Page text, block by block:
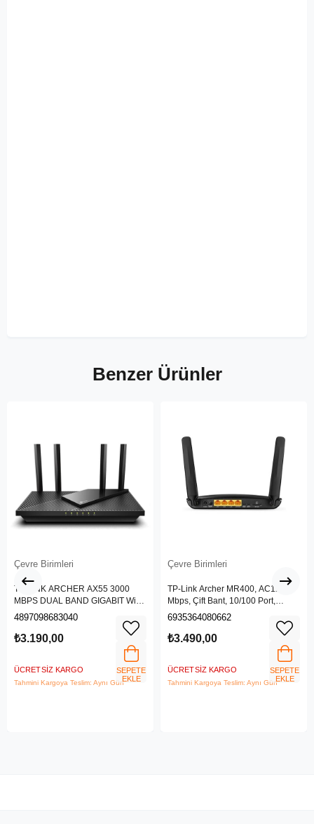
Benzer Ürünler
Çevre Birimleri
TP-LINK ARCHER AX55 3000
MBPS DUAL BAND GIGABIT Wi-Fi
6 ROUTER
4897098683040
₺3.190,00
ÜCRETSIZ KARGO
Tahmini Kargoya Teslim: Aynı Gün
SEPETE
EKLE
Çevre Birimleri
TP-Link Archer MR400, AC1200
Mbps, Çift Bant, 10/100 Port,
4G/3G SIM Yuvası, Kablosuz 4G
6935364080662
₺3.490,00
ÜCRETSIZ KARGO
Tahmini Kargoya Teslim: Aynı Gün
SEPETE
EKLE